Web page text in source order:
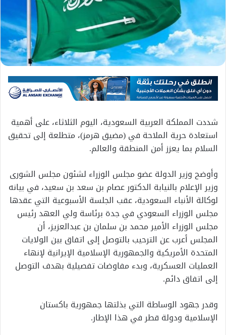
شددت المملكة العربية السعودية، اليوم الثلاثاء، على أهمية
استعادة حرية الملاحة في (مضيق هرمز)، متطلعة إلى تحقيق
السلام بما يعزز أمن المنطقة والعالم.
وأوضح وزير الدولة عضو مجلس الوزراء لشئون مجلس الشورى
وزير الإعلام بالنيابة الدكتور عصام بن سعد بن سعيد، في بيانه
لوكالة الأنباء السعودية، عقب الجلسة الأسبوعية التي عقدها
مجلس الوزراء السعودي في جدة برئاسة ولي العهد رئيس
مجلس الوزراء الأمير محمد بن سلمان بن عبدالعزيز، أن
المجلس أعرب عن الترحيب بالتوصل إلى اتفاق بين الولايات
المتحدة الأمريكية والجمهورية الإسلامية الإيرانية لإنهاء
العمليات العسكرية، وبدء مفاوضات تفصيلية بهدف التوصل
إلى اتفاق دائم.
وقدر جهود الوساطة التي بذلتها جمهورية باكستان
الإسلامية ودولة قطر في هذا الإطار.